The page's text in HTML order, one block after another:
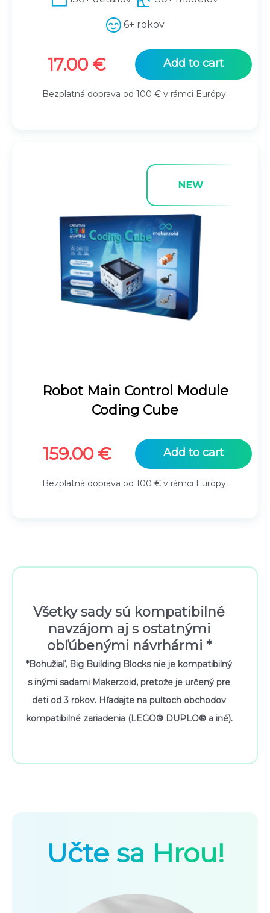
6+ rokov
17.00 € Add to cart
Bezplatná doprava od 100 € v rámci Európy.
Robot Main Control Module
Coding Cube
159.00 € Add to cart
Bezplatná doprava od 100 € v rámci Európy.
Všetky sady sú kompatibilné
navzájom aj s ostatnými
obľúbenými návrhármi *
*Bohužiaľ, Big Building Blocks nie je kompatibilný
s inými sadami Makerzoid, pretože je určený pre
deti od 3 rokov. Hľadajte na pultoch obchodov
kompatibilné zariadenia (LEGO® DUPLO® a iné).
Učte sa Hrou!